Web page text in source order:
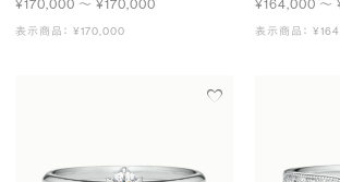
¥170,000 〜 ¥170,000
表示商品： ¥170,000
¥164,000 〜
表示商品：